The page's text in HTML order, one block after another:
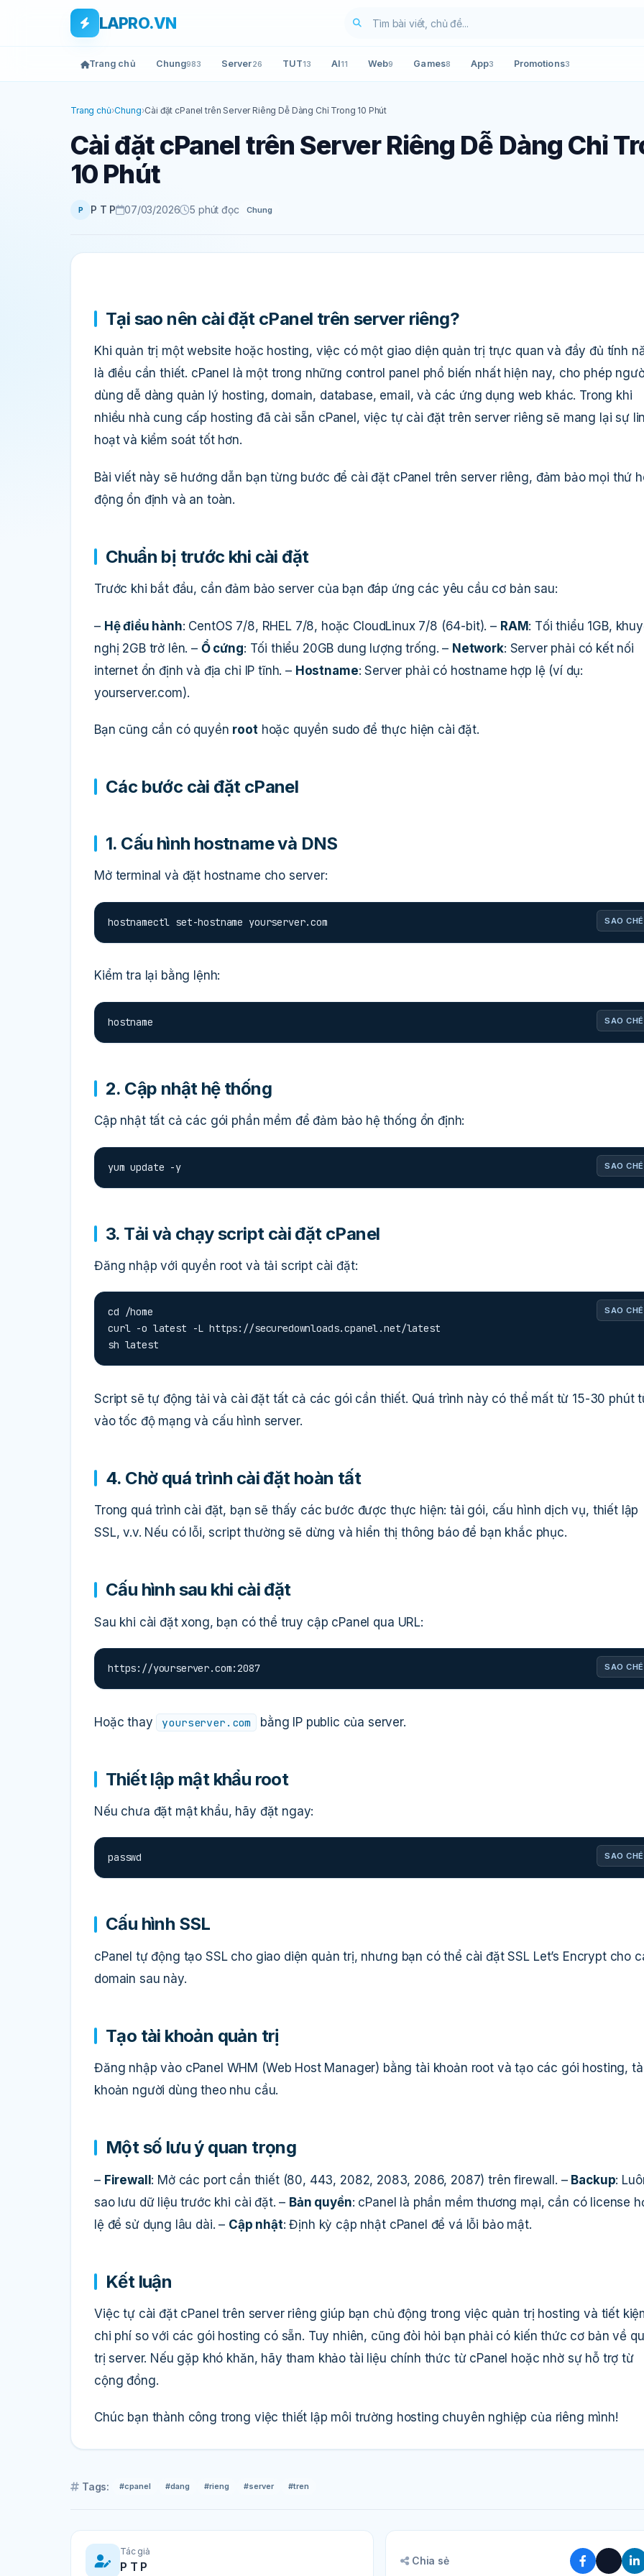
Skip to main content
Bỏ qua tới nội dung
LAPRO.VN
Trang chủ Chung983 Server26 TUT13 AI11 Web9 Games8 App3 Promotions3
Trang chủ›Chung›Cài đặt cPanel trên Server Riêng Dễ Dàng Chỉ Trong 10 Phút
Cài đặt cPanel trên Server Riêng Dễ Dàng Chỉ
10 Phút
P P T P 07/03/2026 5 phút đọc Chung
Tại sao nên cài đặt cPanel trên server riêng?
Khi quản trị một website hoặc hosting, việc có một giao diện quản trị trực quan và đầy đủ tính
là điều cần thiết. cPanel là một trong những control panel phổ biến nhất hiện nay, cho phép
dùng dễ dàng quản lý hosting, domain, database, email, và các ứng dụng web khác. Trong khi
nhiều nhà cung cấp hosting đã cài sẵn cPanel, việc tự cài đặt trên server riêng sẽ mang lại sự
hoạt và kiểm soát tốt hơn.
Bài viết này sẽ hướng dẫn bạn từng bước để cài đặt cPanel trên server riêng, đảm bảo mọi thứ
động ổn định và an toàn.
Chuẩn bị trước khi cài đặt
Trước khi bắt đầu, cần đảm bảo server của bạn đáp ứng các yêu cầu cơ bản sau:
– Hệ điều hành: CentOS 7/8, RHEL 7/8, hoặc CloudLinux 7/8 (64-bit). – RAM: Tối thiểu 1GB,
nghị 2GB trở lên. – Ổ cứng: Tối thiểu 20GB dung lượng trống. – Network: Server phải có kết nối
internet ổn định và địa chỉ IP tĩnh. – Hostname: Server phải có hostname hợp lệ (ví dụ:
yourserver.com).
Bạn cũng cần có quyền root hoặc quyền sudo để thực hiện cài đặt.
Các bước cài đặt cPanel
1. Cấu hình hostname và DNS
Mở terminal và đặt hostname cho server:
SAO
hostnamectl set-hostname yourserver.com
Kiểm tra lại bằng lệnh:
SAO
hostname
2. Cập nhật hệ thống
Cập nhật tất cả các gói phần mềm để đảm bảo hệ thống ổn định:
SAO
yum update -y
3. Tải và chạy script cài đặt cPanel
Đăng nhập với quyền root và tải script cài đặt:
SAO
cd /home
curl -o latest -L https://securedownloads.cpanel.net/latest
sh latest
Script sẽ tự động tải và cài đặt tất cả các gói cần thiết. Quá trình này có thể mất từ 15-30 phút
vào tốc độ mạng và cấu hình server.
4. Chờ quá trình cài đặt hoàn tất
Trong quá trình cài đặt, bạn sẽ thấy các bước được thực hiện: tải gói, cấu hình dịch vụ, thiết lập
SSL, v.v. Nếu có lỗi, script thường sẽ dừng và hiển thị thông báo để bạn khắc phục.
Cấu hình sau khi cài đặt
Sau khi cài đặt xong, bạn có thể truy cập cPanel qua URL:
SAO
https://yourserver.com:2087
Hoặc thay yourserver.com bằng IP public của server.
Thiết lập mật khẩu root
Nếu chưa đặt mật khẩu, hãy đặt ngay:
SAO
passwd
Cấu hình SSL
cPanel tự động tạo SSL cho giao diện quản trị, nhưng bạn có thể cài đặt SSL Let’s Encrypt cho
domain sau này.
Tạo tài khoản quản trị
Đăng nhập vào cPanel WHM (Web Host Manager) bằng tài khoản root và tạo các gói hosting,
khoản người dùng theo nhu cầu.
Một số lưu ý quan trọng
– Firewall: Mở các port cần thiết (80, 443, 2082, 2083, 2086, 2087) trên firewall. – Backup:
sao lưu dữ liệu trước khi cài đặt. – Bản quyền: cPanel là phần mềm thương mại, cần có license
lệ để sử dụng lâu dài. – Cập nhật: Định kỳ cập nhật cPanel để vá lỗi bảo mật.
Kết luận
Việc tự cài đặt cPanel trên server riêng giúp bạn chủ động trong việc quản trị hosting và tiết
chi phí so với các gói hosting có sẵn. Tuy nhiên, cũng đòi hỏi bạn phải có kiến thức cơ bản về
trị server. Nếu gặp khó khăn, hãy tham khảo tài liệu chính thức từ cPanel hoặc nhờ sự hỗ trợ từ
cộng đồng.
Chúc bạn thành công trong việc thiết lập môi trường hosting chuyên nghiệp của riêng mình!
Tags: #cpanel #dang #rieng #server #tren
Tác giả
P T P Chia sẻ